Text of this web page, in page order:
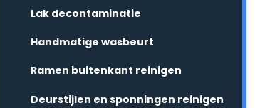
Lak decontaminatie
Handmatige wasbeurt
Ramen buitenkant reinigen
Deurstijlen en sponningen reinigen